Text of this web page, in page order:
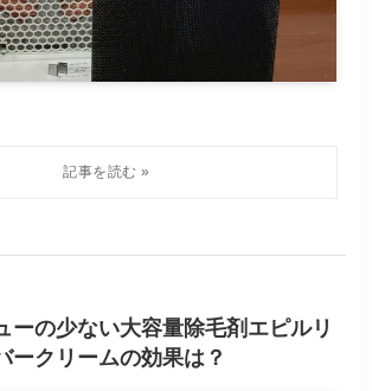
ーの少ない大容量除毛剤エピルリ
ークリームの効果は？